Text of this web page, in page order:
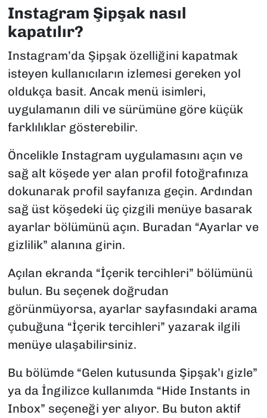
Instagram Şipşak nasıl
kapatılır?
Instagram’da Şipşak özelliğini kapatmak
isteyen kullanıcıların izlemesi gereken yol
oldukça basit. Ancak menü isimleri,
uygulamanın dili ve sürümüne göre küçük
farklılıklar gösterebilir.
Öncelikle Instagram uygulamasını açın ve
sağ alt köşede yer alan profil fotoğrafınıza
dokunarak profil sayfanıza geçin. Ardından
sağ üst köşedeki üç çizgili menüye basarak
ayarlar bölümünü açın. Buradan “Ayarlar ve
gizlilik” alanına girin.
Açılan ekranda “İçerik tercihleri” bölümünü
bulun. Bu seçenek doğrudan
görünmüyorsa, ayarlar sayfasındaki arama
çubuğuna “İçerik tercihleri” yazarak ilgili
menüye ulaşabilirsiniz.
Bu bölümde “Gelen kutusunda Şipşak’ı gizle”
ya da İngilizce kullanımda “Hide Instants in
Inbox” seçeneği yer alıyor. Bu buton aktif